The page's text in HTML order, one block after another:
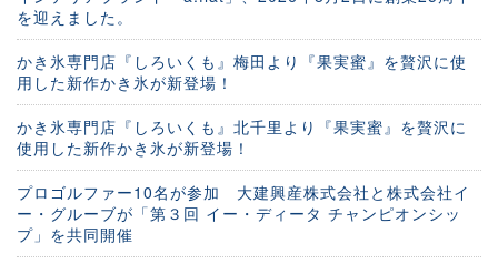
を迎えました。
かき氷専門店『しろいくも』梅田より『果実蜜』を贅沢に使
用した新作かき氷が新登場！
かき氷専門店『しろいくも』北千里より『果実蜜』を贅沢に
使用した新作かき氷が新登場！
プロゴルファー10名が参加 大建興産株式会社と株式会社イ
ー・グルーブが「第３回 イー・ディータ チャンピオンシッ
プ」を共同開催